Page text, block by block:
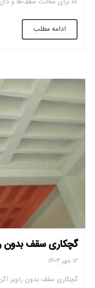
این سیستم با ویژگی‌هایی
زیادی پیدا کرده است. در
ادامه مطلب
گچکاری سقف بدون
۱۲ مهر ۱۴۰۴
گچکاری سقف بدون راویز